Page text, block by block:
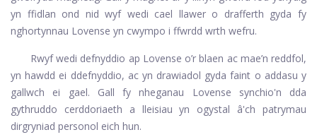
yn ffidlan ond nid wyf wedi cael llawer o drafferth gyda fy
nghortynnau Lovense yn cwympo i ffwrdd wrth wefru.
Rwyf wedi defnyddio ap Lovense o’r blaen ac mae’n reddfol,
yn hawdd ei ddefnyddio, ac yn drawiadol gyda faint o addasu y
gallwch ei gael. Gall fy nheganau Lovense synchio'n dda
gythruddo cerddoriaeth a lleisiau yn ogystal â'ch patrymau
dirgryniad personol eich hun.